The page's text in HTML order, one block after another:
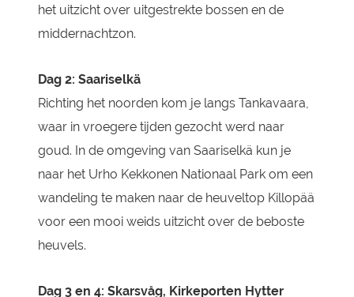
het uitzicht over uitgestrekte bossen en de
middernachtzon.
Dag 2: Saariselkä
Richting het noorden kom je langs Tankavaara,
waar in vroegere tijden gezocht werd naar
goud. In de omgeving van Saariselkä kun je
naar het Urho Kekkonen Nationaal Park om een
wandeling te maken naar de heuveltop Killopää
voor een mooi weids uitzicht over de beboste
heuvels.
Dag 3 en 4: Skarsvåg, Kirkeporten Hytter